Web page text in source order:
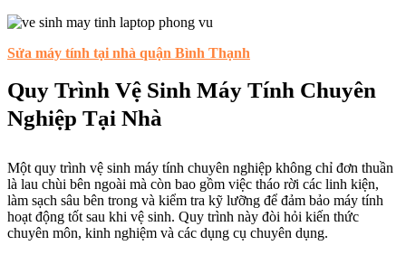
Sửa máy tính tại nhà quận Bình Thạnh
Quy Trình Vệ Sinh Máy Tính Chuyên
Nghiệp Tại Nhà
Một quy trình vệ sinh máy tính chuyên nghiệp không chỉ đơn thuần
là lau chùi bên ngoài mà còn bao gồm việc tháo rời các linh kiện,
làm sạch sâu bên trong và kiểm tra kỹ lưỡng để đảm bảo máy tính
hoạt động tốt sau khi vệ sinh. Quy trình này đòi hỏi kiến thức
chuyên môn, kinh nghiệm và các dụng cụ chuyên dụng.